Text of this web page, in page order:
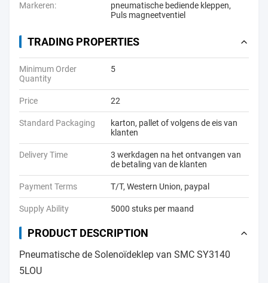
Markeren: pneumatische bediende kleppen,
Puls magneetventiel
TRADING PROPERTIES
Minimum Order
Quantity
5
Price 22
Standard Packaging
karton, pallet of volgens de eis van
klanten
Delivery Time
3 werkdagen na het ontvangen van
de betaling van de klanten
Payment Terms T/T, Western Union, paypal
Supply Ability 5000 stuks per maand
PRODUCT DESCRIPTION
Pneumatische de Solenoïdeklep van SMC SY3140
5LOU